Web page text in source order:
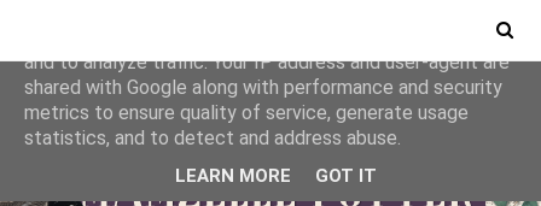
This site uses cookies from Google to deliver its services
and to analyze traffic. Your IP address and user-agent are
shared with Google along with performance and security
metrics to ensure quality of service, generate usage
statistics, and to detect and address abuse.
LEARN MORE GOT IT